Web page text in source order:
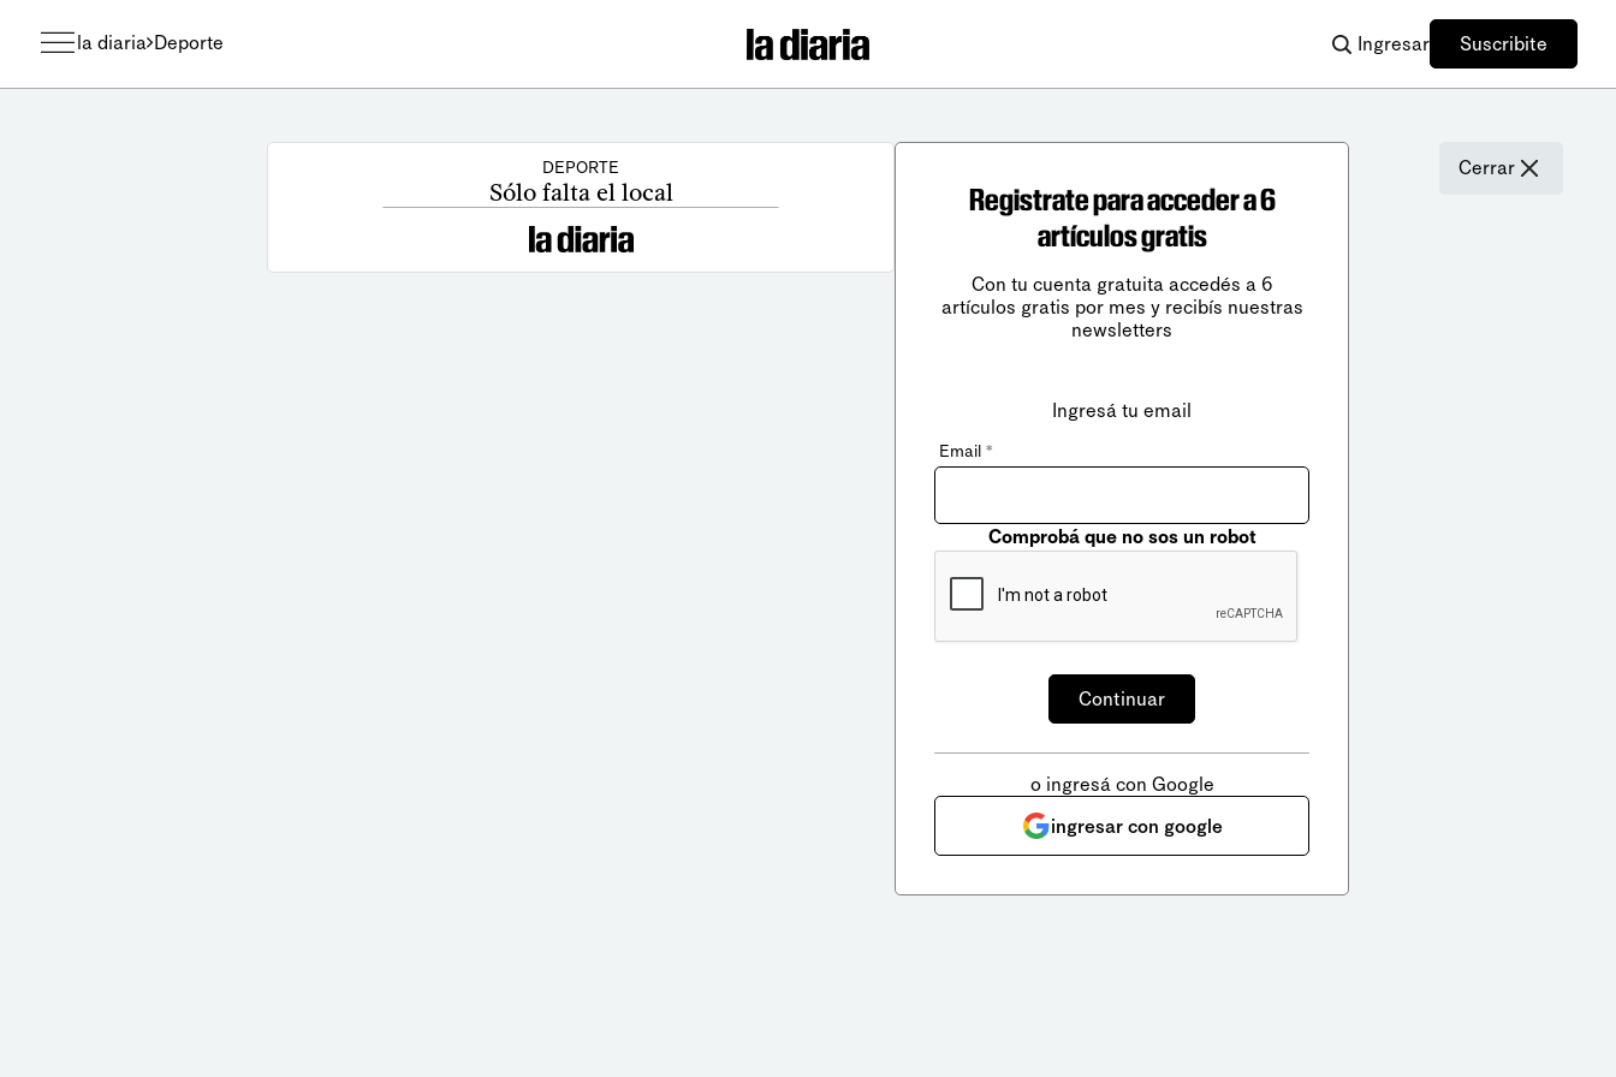
la diaria Deporte Ingresar Suscribite
DEPORTE
Sólo falta el local
Cerrar
Registrate para acceder a 6
artículos gratis
Con tu cuenta gratuita accedés a 6
artículos gratis por mes y recibís nuestras
newsletters
Ingresá tu email
Email *
Comprobá que no sos un robot
o ingresá con Google
ingresar con google